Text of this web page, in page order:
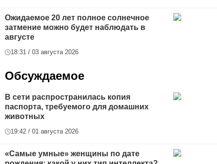
Ожидаемое 20 лет полное солнечное
затмение можно будет наблюдать в
августе
18:31 / 03 августа 2026
Обсуждаемое
В сети распространилась копия
паспорта, требуемого для домашних
животных
19:42 / 01 августа 2026
«Самые умные» женщины по дате